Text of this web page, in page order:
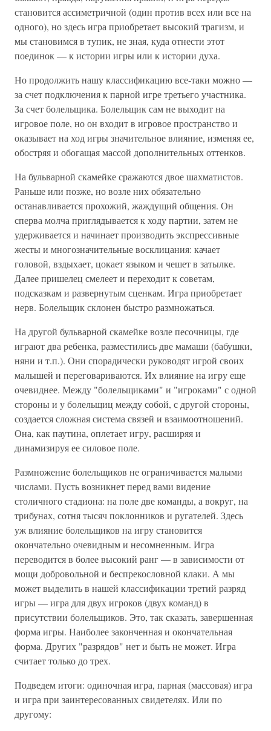
становится ассиметричной (один против всех или все на
одного), но здесь игра приобретает высокий трагизм, и
мы становимся в тупик, не зная, куда отнести этот
поединок — к истории игры или к истории духа.
Но продолжить нашу классификацию все-таки можно —
за счет подключения к парной игре третьего участника.
За счет болельщика. Болельщик сам не выходит на
игровое поле, но он входит в игровое пространство и
оказывает на ход игры значительное влияние, изменяя ее,
обостряя и обогащая массой дополнительных оттенков.
На бульварной скамейке сражаются двое шахматистов.
Раньше или позже, но возле них обязательно
останавливается прохожий, жаждущий общения. Он
сперва молча приглядывается к ходу партии, затем не
удерживается и начинает производить экспрессивные
жесты и многозначительные восклицания: качает
головой, вздыхает, цокает языком и чешет в затылке.
Далее пришелец смелеет и переходит к советам,
подсказкам и развернутым сценкам. Игра приобретает
нерв. Болельщик склонен быстро размножаться.
На другой бульварной скамейке возле песочницы, где
играют два ребенка, разместились две мамаши (бабушки,
няни и т.п.). Они спорадически руководят игрой своих
малышей и переговариваются. Их влияние на игру еще
очевиднее. Между "болельщиками" и "игроками" с одной
стороны и у болельщиц между собой, с другой стороны,
создается сложная система связей и взаимоотношений.
Она, как паутина, оплетает игру, расширяя и
динамизируя ее силовое поле.
Размножение болельщиков не ограничивается малыми
числами. Пусть возникнет перед вами видение
столичного стадиона: на поле две команды, а вокруг, на
трибунах, сотня тысяч поклонников и ругателей. Здесь
уж влияние болельщиков на игру становится
окончательно очевидным и несомненным. Игра
переводится в более высокий ранг — в зависимости от
мощи добровольной и беспрекословной клаки. А мы
может выделить в нашей классификации третий разряд
игры — игра для двух игроков (двух команд) в
присутствии болельщиков. Это, так сказать, завершенная
форма игры. Наиболее законченная и окончательная
форма. Других "разрядов" нет и быть не может. Игра
считает только до трех.
Подведем итоги: одиночная игра, парная (массовая) игра
и игра при заинтересованных свидетелях. Или по
другому: